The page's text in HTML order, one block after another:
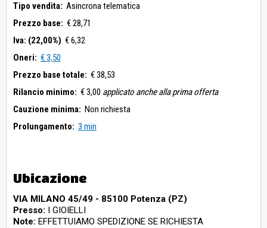
Tipo vendita: Asincrona telematica
Prezzo base: € 28,71
Iva: (22,00%) € 6,32
Oneri: € 3,50
Prezzo base totale: € 38,53
Rilancio minimo: € 3,00 applicato anche alla prima offerta
Cauzione minima: Non richiesta
Prolungamento: 3 min
Ubicazione
VIA MILANO 45/49 - 85100 Potenza (PZ)
Presso: I GIOIELLI
Note: EFFETTUIAMO SPEDIZIONE SE RICHIESTA